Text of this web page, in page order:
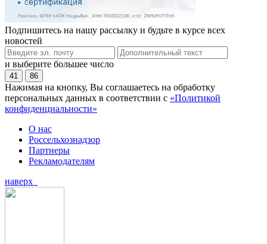
Подпишитесь на нашу рассылку и будьте в курсе всех
новостей
и выберите большее число
41 86
Нажимая на кнопку, Вы соглашаетесь на обработку
персональных данных в соответствии с «Политикой
конфиденциальности»
О нас
Россельхознадзор
Партнеры
Рекламодателям
наверх